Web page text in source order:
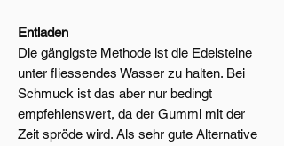
Entladen
Die gängigste Methode ist die Edelsteine
unter fliessendes Wasser zu halten. Bei
Schmuck ist das aber nur bedingt
empfehlenswert, da der Gummi mit der
Zeit spröde wird. Als sehr gute Alternative